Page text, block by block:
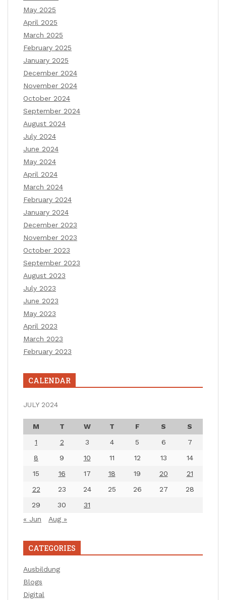
May 2025
April 2025
March 2025
February 2025
January 2025
December 2024
November 2024
October 2024
September 2024
August 2024
July 2024
June 2024
May 2024
April 2024
March 2024
February 2024
January 2024
December 2023
November 2023
October 2023
September 2023
August 2023
July 2023
June 2023
May 2023
April 2023
March 2023
February 2023
CALENDAR
JULY 2024
M T W T F S
S
1
2 3 4 5 6
7
8
9 10 11 12 13
14
15
16 17 18 19 20
21
22
23 24 25 26 27
28
29
30
31
« Jun
Aug »
CATEGORIES
Ausbildung
Blogs
Digital